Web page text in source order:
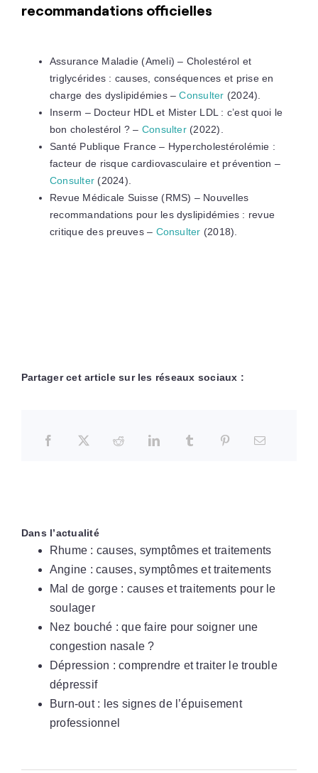
recommandations officielles
Assurance Maladie (Ameli) – Cholestérol et
triglycérides : causes, conséquences et prise en
charge des dyslipidémies –Consulter (2024).
Inserm – Docteur HDL et Mister LDL : c’est quoi le
bon cholestérol ? – Consulter(2022).
Santé Publique France – Hypercholestérolémie :
facteur de risque cardiovasculaire et prévention –
Consulter (2024).
Revue Médicale Suisse (RMS) – Nouvelles
recommandations pour les dyslipidémies : revue
critique des preuves – Consulter (2018).
Partager cet article sur les réseaux sociaux :
Dans l’actualité
Rhume : causes, symptômes et traitements
Angine : causes, symptômes et traitements
Mal de gorge : causes et traitements pour le
soulager
Nez bouché : que faire pour soigner une
congestion nasale ?
Dépression : comprendre et traiter le trouble
dépressif
Burn-out : les signes de l’épuisement
professionnel